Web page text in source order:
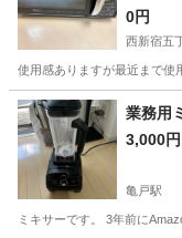
0円
西新宿五
使用感ありますが最近まで使
東京 渋谷区 西新宿
業務用
3,000円
亀戸駅
ミキサーです。 3年前に